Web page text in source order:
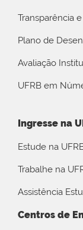
Transparência
Plano de
Avaliação
UFRB em
Ingresse na
Estude na
Trabalhe na
Assistência
Centros de